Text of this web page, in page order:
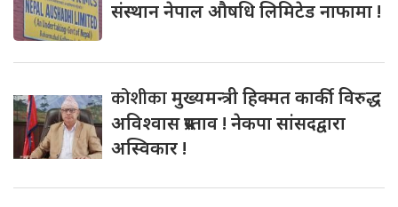
संस्थान नेपाल औषधि लिमिटेड नाफामा !
कोशीकामुख्यमन्त्री हिक्मत कार्की विरुद्ध
अविश्वास प्रस्ताव ! नेकपा सांसदद्वारा
अस्विकार !